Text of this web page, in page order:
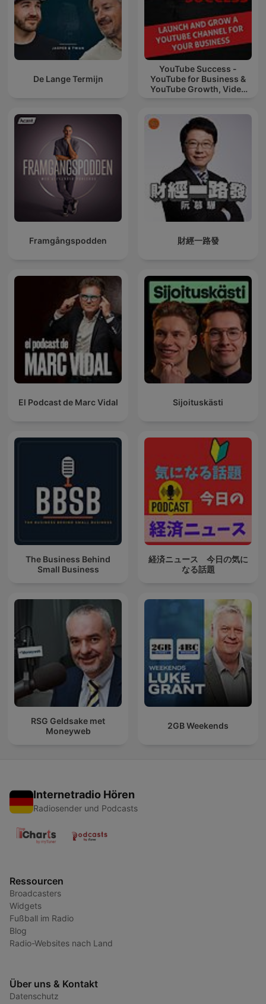
De Lange Termijn
YouTube Success -
YouTube for Business &
YouTube Growth, Video
Framgångspodden 財經一路發
El Podcast de Marc Vidal Sijoituskästi
The Business Behind
Small Business
経済ニュース 今日の気に
なる話題
RSG Geldsake met
Moneyweb
2GB Weekends
Internetradio Hören
Radiosender und Podcasts
Ressourcen
Broadcasters
Widgets
Fußball im Radio
Blog
Radio-Websites nach Land
Über uns & Kontakt
Datenschutz